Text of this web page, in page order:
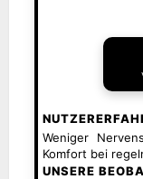
Weniger
Komfort bei
UNSERE